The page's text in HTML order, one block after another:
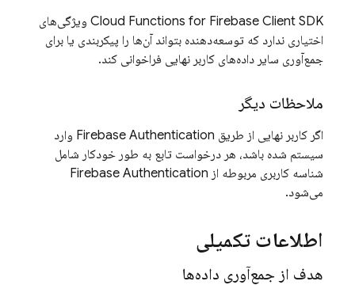
Cloud Functions for Firebase Client SDK
ویژگی‌های
اختیاری ندارد که توسعه‌دهنده بتواند آن‌ها را پیکربندی یا برای
جمع‌آوری سایر داده‌های کاربر نهایی فراخوانی کند.
ملاحظات دیگر
اگر کاربر نهایی از طریق Firebase Authentication وارد
سیستم شده باشد، هر درخواست تابع به طور خودکار شامل
شناسه کاربری مربوطه از Firebase Authentication
می‌شود.
اطلاعات تکمیلی
هدف از جمع‌آوری داده‌ها